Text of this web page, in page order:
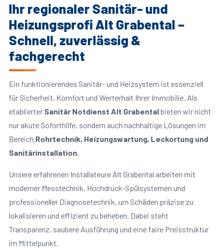
Ihr regionaler Sanitär- und
Heizungsprofi Alt Grabental –
Schnell, zuverlässig &
fachgerecht
Ein funktionierendes Sanitär- und Heizsystem ist essenziell
für Sicherheit, Komfort und Werterhalt Ihrer Immobilie. Als
etablierter Sanitär Notdienst Alt Grabentalbieten wir nicht
nur akute Soforthilfe, sondern auch nachhaltige Lösungen im
Bereich Rohrtechnik, Heizungswartung, Leckortung und
Sanitärinstallation.
Unsere erfahrenen Installateure Alt Grabental arbeiten mit
moderner Messtechnik, Hochdruck-Spülsystemen und
professioneller Diagnosetechnik, um Schäden präzise zu
lokalisieren und effizient zu beheben. Dabei steht
Transparenz, saubere Ausführung und eine faire Preisstruktur
im Mittelpunkt.